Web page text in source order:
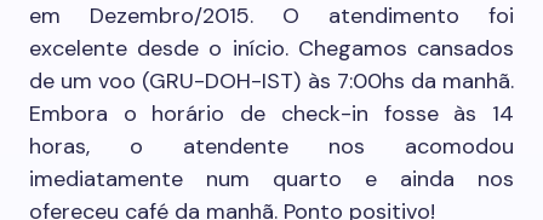
em Dezembro/2015. O atendimento foi
excelente desde o início. Chegamos cansados
de um voo (GRU-DOH-IST) às 7:00hs da manhã.
Embora o horário de check-in fosse às 14
horas, o atendente nos acomodou
imediatamente num quarto e ainda nos
ofereceu café da manhã. Ponto positivo!